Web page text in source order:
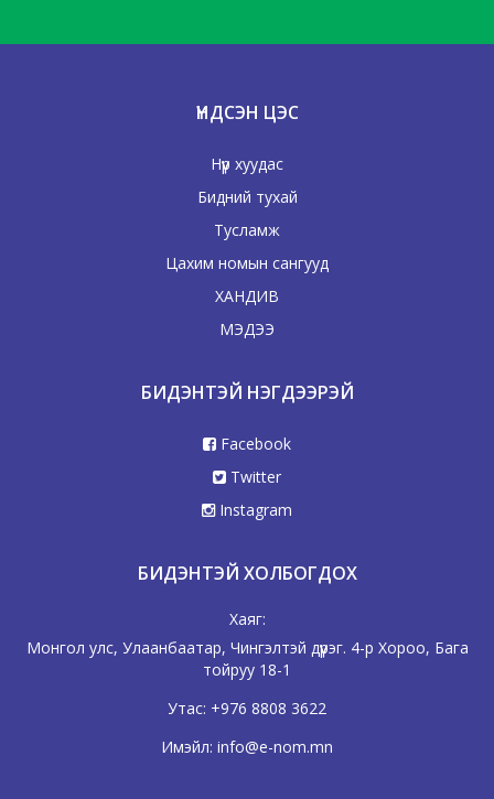
ҮНДСЭН ЦЭС
Нүүр хуудас
Бидний тухай
Тусламж
Цахим номын сангууд
ХАНДИВ
МЭДЭЭ
БИДЭНТЭЙ НЭГДЭЭРЭЙ
Facebook
Twitter
Instagram
БИДЭНТЭЙ ХОЛБОГДОХ
Хаяг:
Монгол улс, Улаанбаатар, Чингэлтэй дүүрэг. 4-р Хороо, Бага
тойруу 18-1
Утас: +976 8808 3622
Имэйл: info@e-nom.mn